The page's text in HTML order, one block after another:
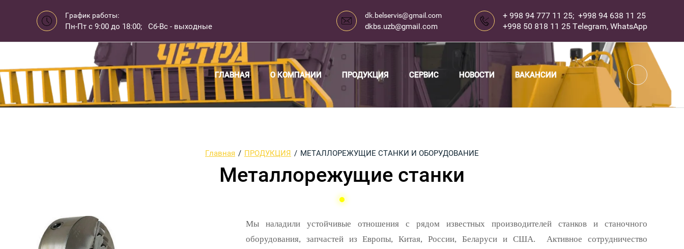
График работы:
Пн-Пт с 9:00 до 18:00; Сб-Вс - выходные
dk.belservis@gmail.com
dkbs.uzb@gmail.com
+ 998 94 777 11 25; +998 94 638 11 25
+998 50 818 11 25 Telegram, WhatsApp
ГЛАВНАЯ О КОМПАНИИ ПРОДУКЦИЯ СЕРВИС НОВОСТИ ВАКАНСИИ ...
Главная / ПРОДУКЦИЯ / МЕТАЛЛОРЕЖУЩИЕ СТАНКИ И ОБОРУДОВАНИЕ
Металлорежущие станки
Мы наладили устойчивые отношения с рядом известных производителей станков и станочного
оборудования, запчастей из Европы, Китая, России, Беларуси и США. Активное сотрудничество